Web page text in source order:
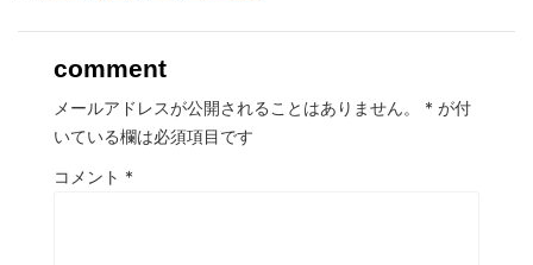
comment
メールアドレスが公開されることはありません。 * が付
いている欄は必須項目です
コメント *